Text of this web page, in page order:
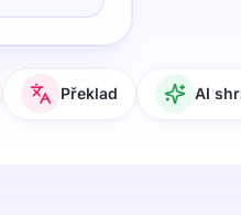
Překlad AI